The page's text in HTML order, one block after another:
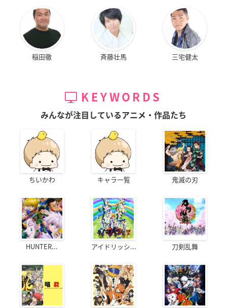
稲田徹 斉藤壮馬 三宅健太
KEYWORDS
みんなが注目しているアニメ・作品たち
ちいかわ キャラ一覧 鬼滅の刃
HUNTER... アイドリッシ... 刀剣乱舞